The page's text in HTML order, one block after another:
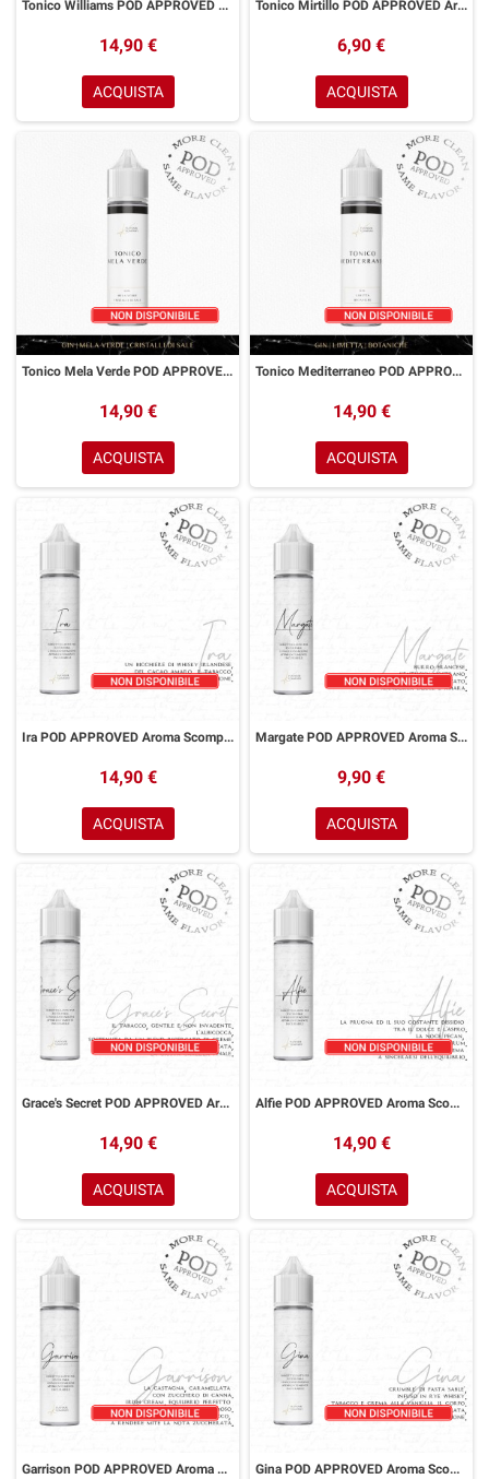
Tonico Williams POD APPROVED Aroma Scomposto 20 ml K Flavour Company
14,90 €
ACQUISTA
Tonico Mirtillo POD APPROVED Aroma Scomposto 20 ml K Flavour Company
6,90 €
ACQUISTA
Tonico Mela Verde POD APPROVED Aroma Scomposto 20 ml K Flavour Company
14,90 €
ACQUISTA
Tonico Mediterraneo POD APPROVED Aroma Scomposto 20 ml K Flavour Company
14,90 €
ACQUISTA
Ira POD APPROVED Aroma Scomposto 20 ml K Flavour Company
14,90 €
ACQUISTA
Margate POD APPROVED Aroma Scomposto 20 ml K Flavour Company
9,90 €
ACQUISTA
Grace's Secret POD APPROVED Aroma Scomposto 20 ml K Flavour Company
14,90 €
ACQUISTA
Alfie POD APPROVED Aroma Scomposto 20 ml K Flavour Company
14,90 €
ACQUISTA
Garrison POD APPROVED Aroma Scomposto 20 ml K Flavour Company Gina POD APPROVED Aroma Scomposto 20 ml K Flavour Company